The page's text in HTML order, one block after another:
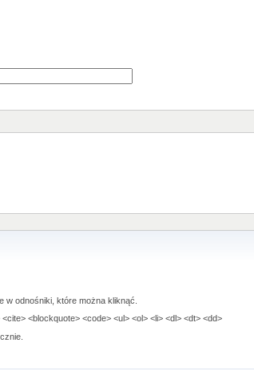
w odnośniki, które można kliknąć.
<blockquote> <code> <ul> <ol> <li> <dl> <dt> <dd>